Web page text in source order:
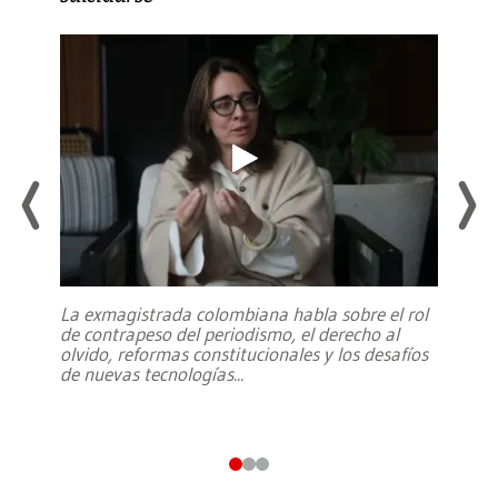
La exmagistrada colombiana habla sobre el rol
de contrapeso del periodismo, el derecho al
olvido, reformas constitucionales y los desafíos
de nuevas tecnologías...